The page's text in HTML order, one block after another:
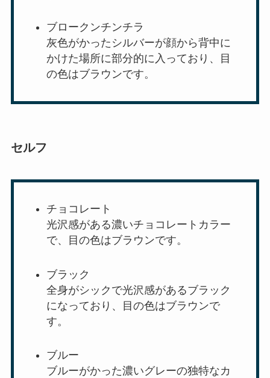
ブロークンチンチラ
灰色がかったシルバーが顔から背中に
かけた場所に部分的に入っており、目
の色はブラウンです。
セルフ
チョコレート
光沢感がある濃いチョコレートカラー
で、目の色はブラウンです。
ブラック
全身がシックで光沢感があるブラック
になっており、目の色はブラウンで
す。
ブルー
ブルーがかった濃いグレーの独特なカ